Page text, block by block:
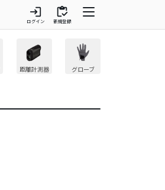
login
ログイン
inventory
新規登録
距離計測器 グローブ